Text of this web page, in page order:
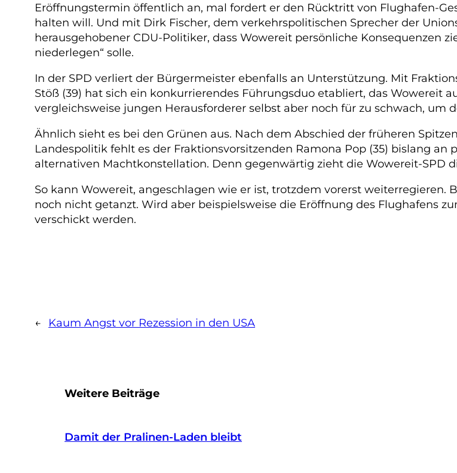
Eröffnungstermin öffentlich an, mal fordert er den Rücktritt von Flughafen-
halten will. Und mit Dirk Fischer, dem verkehrspolitischen Sprecher der
herausgehobener CDU-Politiker, dass Wowereit persönliche Konsequenzen
niederlegen“ solle.
In der SPD verliert der Bürgermeister ebenfalls an Unterstützung. Mit
Stöß (39) hat sich ein konkurrierendes Führungsduo etabliert, das Wowereit
vergleichsweise jungen Herausforderer selbst aber noch für zu schwach,
Ähnlich sieht es bei den Grünen aus. Nach dem Abschied der früheren
Landespolitik fehlt es der Fraktionsvorsitzenden Ramona Pop (35) bislang
alternativen Machtkonstellation. Denn gegenwärtig zieht die Wowereit-SPD
So kann Wowereit, angeschlagen wie er ist, trotzdem vorerst weiterregieren.
noch nicht getanzt. Wird aber beispielsweise die Eröffnung des Flughafens
verschickt werden.
← Kaum Angst vor Rezession in den USA
Weitere Beiträge
Damit der Pralinen-Laden bleibt